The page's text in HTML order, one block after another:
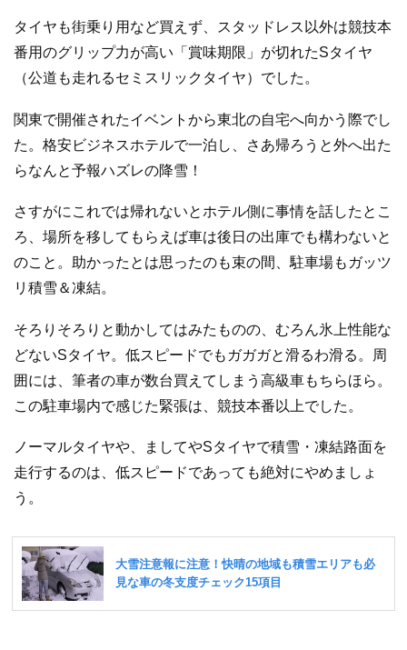
タイヤも街乗り用など買えず、スタッドレス以外は競技本
番用のグリップ力が高い「賞味期限」が切れたSタイヤ
（公道も走れるセミスリックタイヤ）でした。
関東で開催されたイベントから東北の自宅へ向かう際でし
た。格安ビジネスホテルで一泊し、さあ帰ろうと外へ出た
らなんと予報ハズレの降雪！
さすがにこれでは帰れないとホテル側に事情を話したとこ
ろ、場所を移してもらえば車は後日の出庫でも構わないと
のこと。助かったとは思ったのも束の間、駐車場もガッツ
リ積雪＆凍結。
そろりそろりと動かしてはみたものの、むろん氷上性能な
どないSタイヤ。低スピードでもガガガと滑るわ滑る。周
囲には、筆者の車が数台買えてしまう高級車もちらほら。
この駐車場内で感じた緊張は、競技本番以上でした。
ノーマルタイヤや、ましてやSタイヤで積雪・凍結路面を
走行するのは、低スピードであっても絶対にやめましょ
う。